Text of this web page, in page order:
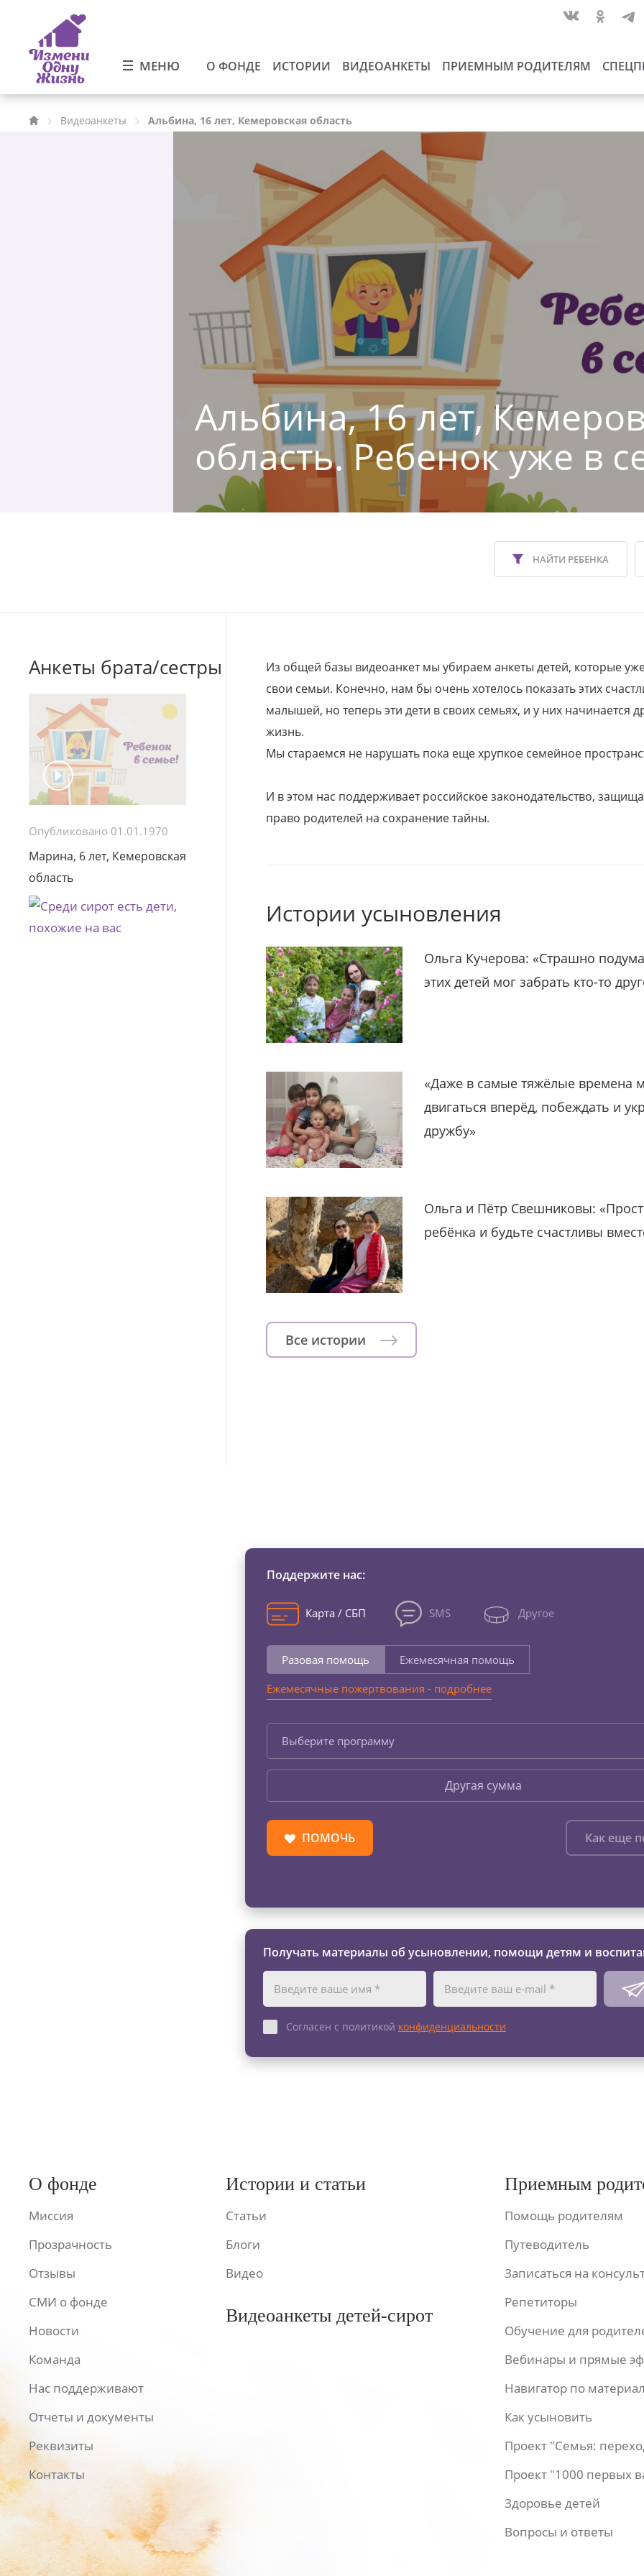
МЕНЮ О ФОНДЕ ИСТОРИИ ВИДЕОАНКЕТЫ ПРИЕМНЫМ РОДИТЕЛЯМ
Видеоанкеты Альбина, 16 лет, Кемеровская область
Альбина, 16 лет,
область. Ребенок уже в
НАЙТИ РЕБЕНКА
Анкеты брата/сестры
Опубликовано 01.01.1970
Марина, 6 лет, Кемеровская
область
Из общей базы видеоанкет мы убираем анкеты детей, которые
свои семьи. Конечно, нам бы очень хотелось показать этих
малышей, но теперь эти дети в своих семьях, и у них начинается
жизнь.
Мы стараемся не нарушать пока еще хрупкое семейное
И в этом нас поддерживает российское законодательство,
право родителей на сохранение тайны.
Истории усыновления
Ольга Кучерова: «Страшно
этих детей мог забрать кто-то
«Даже в самые тяжёлые времена
двигаться вперёд, побеждать и
дружбу»
Ольга и Пётр Свешниковы:
ребёнка и будьте счастливы
Все истории
Поддержите нас:
Карта / СБП SMS Другое
Разовая помощь
Ежемесячная помощь
Ежемесячные пожертвования - подробнее
Выберите программу
Другая сумма
ПОМОЧЬ Как еще
Получать материалы об усыновлении, помощи детям и
Согласен с политикой конфиденциальности
О фонде
Миссия
Прозрачность
Отзывы
СМИ о фонде
Новости
Команда
Нас поддерживают
Отчеты и документы
Реквизиты
Контакты
Истории и статьи
Статьи
Блоги
Видео
Видеоанкеты детей-сирот
Приемным
Помощь родителям
Путеводитель
Записаться на
Репетиторы
Обучение для
Вебинары и прямые
Навигатор по
Как усыновить
Проект "Семья:
Проект "1000 первых
Здоровье детей
Вопросы и ответы